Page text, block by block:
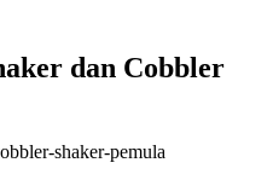
dan Cobbler